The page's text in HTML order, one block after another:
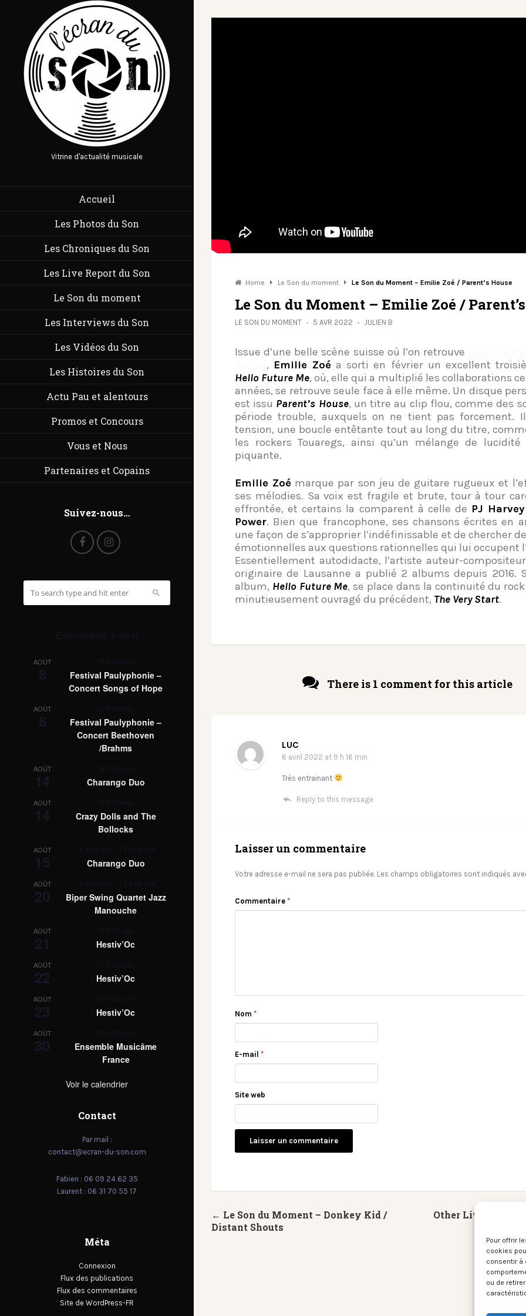
Pour offrir
cookies
consentir à
ou de
Vitrine d'actualité musicale
Accueil
Les Photos du Son
Les Chroniques du Son
Les Live Report du Son
Le Son du moment
Les Interviews du Son
Les Vidéos du Son
Les Histoires du Son
Actu Pau et alentours
Promos et Concours
Vous et Nous
Partenaires et Copains
Suivez-nous…
Évènements à venir
AOÛT
8
16 h 00 min
Festival Paulyphonie –
Concert Songs of Hope
AOÛT
8
20 h 00 min
Festival Paulyphonie –
Concert Beethoven
/Brahms
AOÛT
14
18 h 30 min
Charango Duo
AOÛT
14
19 h 00 min
Crazy Dolls and The
Bollocks
AOÛT
15
11 h 00 min - 17 h 00 min
Charango Duo
AOÛT
20
16 h 00 min - 17 h 00 min
Biper Swing Quartet Jazz
Manouche
AOÛT
21
19 h 30 min
Hestiv’Oc
AOÛT
22
17 h 30 min
Hestiv’Oc
AOÛT
23
16 h 30 min
Hestiv’Oc
AOÛT
30
20 h 00 min
Ensemble Musicâme
France
Voir le calendrier
Contact
Par mail :
contact@ecran-du-son.com
Fabien : 06 09 24 62 35
Laurent : 06 31 70 55 17
Méta
Connexion
Flux des publications
Flux des commentaires
Site de WordPress-FR
Home Le Son du moment Le Son du Moment – Emilie Zoé / Parent’s House
Le Son du Moment – Emilie Zoé /
LE SON DU MOMENT 5 AVR 2022 JULIEN B
Issue d’une belle scène suisse où l’on retrouve
, Emilie Zoé a sorti en février un excellent
Hello Future Me, où, elle qui a multiplié les collaborations
années, se retrouve seule face à elle même. Un disque
est issu Parent’s House, un titre au clip flou, comme des
période trouble, auxquels on ne tient pas forcement.
tension, une boucle entêtante tout au long du titre,
les rockers Touaregs, ainsi qu’un mélange de lucidité
piquante.
Emilie Zoé marque par son jeu de guitare rugueux et
ses mélodies. Sa voix est fragile et brute, tour à tour
effrontée, et certains la comparent à celle de PJ Harvey
Power. Bien que francophone, ses chansons écrites en
une façon de s’approprier l’indéfinissable et de chercher
émotionnelles aux questions rationnelles qui lui occupent
Essentiellement autodidacte, l’artiste auteur-
originaire de Lausanne a publié 2 albums depuis 2016.
album, Hello Future Me, se place dans la continuité du
minutieusement ouvragé du précédent, The Very Start.
There is 1 comment for this article
LUC
6 avril 2022 at 9 h 16 min
Très entrainant
Reply to this message
Laisser un commentaire
Votre adresse e-mail ne sera pas publiée. Les champs obligatoires sont indiqués
Commentaire *
Nom *
E-mail *
Site web
Other Lives +
← Le Son du Moment – Donkey Kid /
Distant Shouts